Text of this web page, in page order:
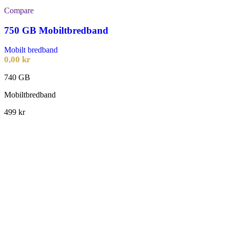
Compare
750 GB Mobiltbredband
Mobilt bredband
0,00 kr
740 GB
Mobiltbredband
499 kr